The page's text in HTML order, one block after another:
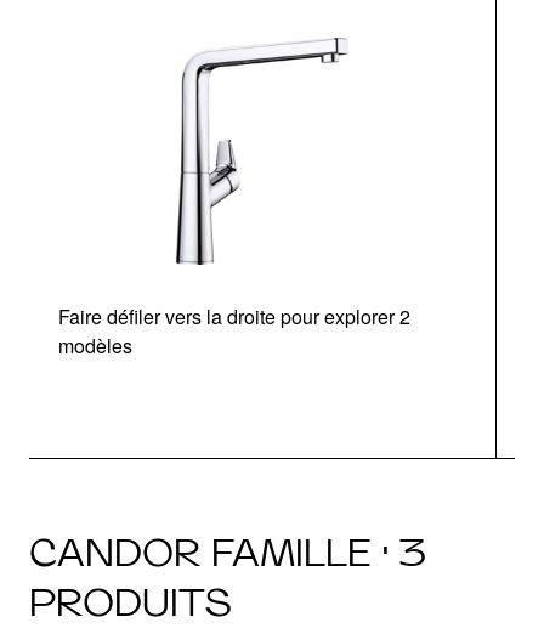
Faire défiler vers la droite pour explorer 2
modèles
CANDOR FAMILLE · 3
PRODUITS